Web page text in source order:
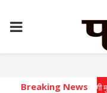
PRIMARY
MENU
Breaking News
प्रस्तावों पर लगी मुहर ⇝